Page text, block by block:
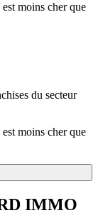
moins cher que
du secteur
moins cher que
IMMO